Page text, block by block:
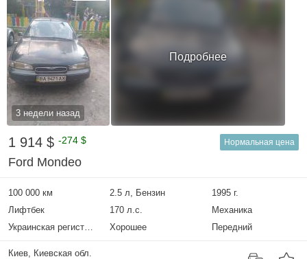
3 недели назад
Подробнее
1 914 $ -274 $ Нормальная цена
Ford Mondeo
100 000 км 2.5 л, Бензин
1995 г.
Лифтбек
170 л.с.
Механика
Украинская регистрация
Хорошее Передний
Киев, Киевская обл.